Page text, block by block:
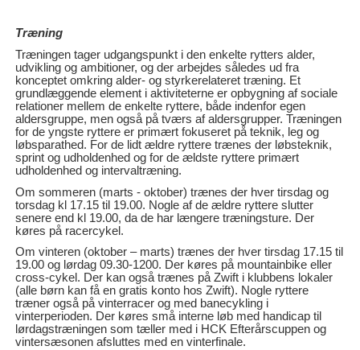
Træning
Træningen tager udgangspunkt i den enkelte rytters alder,
udvikling og ambitioner, og der arbejdes således ud fra
konceptet omkring alder- og styrkerelateret træning. Et
grundlæggende element i aktiviteterne er opbygning af sociale
relationer mellem de enkelte ryttere, både indenfor egen
aldersgruppe, men også på tværs af aldersgrupper. Træningen
for de yngste ryttere er primært fokuseret på teknik, leg og
løbsparathed. For de lidt ældre ryttere trænes der løbsteknik,
sprint og udholdenhed og for de ældste ryttere primært
udholdenhed og intervaltræning.
Om sommeren (marts - oktober) trænes der hver tirsdag og
torsdag kl 17.15 til 19.00. Nogle af de ældre ryttere slutter
senere end kl 19.00, da de har længere træningsture. Der
køres på racercykel.
Om vinteren (oktober – marts) trænes der hver tirsdag 17.15 til
19.00 og lørdag 09.30-1200. Der køres på mountainbike eller
cross-cykel. Der kan også trænes på Zwift i klubbens lokaler
(alle børn kan få en gratis konto hos Zwift). Nogle ryttere
træner også på vinterracer og med banecykling i
vinterperioden. Der køres små interne løb med handicap til
lørdagstræningen som tæller med i HCK Efterårscuppen og
vintersæsonen afsluttes med en vinterfinale.